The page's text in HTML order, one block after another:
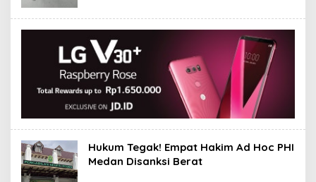
Hukum Tegak! Empat Hakim Ad Hoc PHI
Medan Disanksi Berat